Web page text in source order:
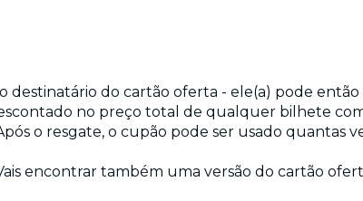
destinatário do cartão oferta - ele(a) pode
no preço total de qualquer bilhete
o resgate, o cupão pode ser usado quantas
encontrar também uma versão do cartão